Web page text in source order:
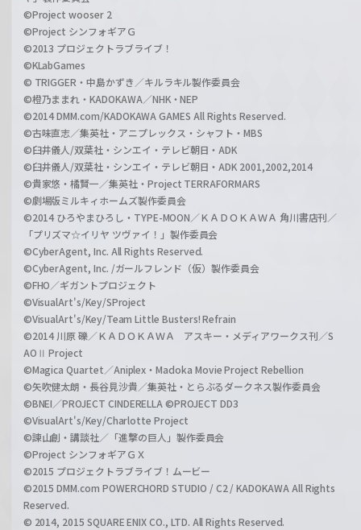
©Project wooser 2
©Project シンフォギアＧ
©2013 プロジェクトラブライブ！
©KLabGames
© TRIGGER・中島かずき／キルラキル製作委員会
©橙乃ままれ・KADOKAWA／NHK・NEP
©2014 DMM.com/KADOKAWA GAMES All Rights Reserved.
©古味直志／集英社・アニプレックス・シャフト・MBS
©臼井儀人/双葉社・シンエイ・テレビ朝日・ADK
©臼井儀人/双葉社・シンエイ・テレビ朝日・ADK 2001,2002,2014
©貴家悠・橘賢一／集英社・Project TERRAFORMARS
©劇場版ミルキィホームズ製作委員会
©2014 ひろやまひろし・TYPE-MOON／ＫＡＤＯＫＡＷＡ 角川書店刊／
「プリズマ☆イリヤ ツヴァイ！」製作委員会
©CyberAgent, Inc. All Rights Reserved.
©CyberAgent, Inc. /ガールフレンド（仮）製作委員会
©FHO／ギガントプロジェクト
©VisualArt's/Key/SProject
©VisualArt's/Key/Team Little Busters! Refrain
©2014 川原 礫／ＫＡＤＯＫＡＷＡ アスキー・メディアワークス刊／S
AOⅡ Project
©Magica Quartet／Aniplex・Madoka Movie Project Rebellion
©矢吹健太朗・長谷見沙貴／集英社・とらぶるダークネス製作委員会
©BNEI／PROJECT CINDERELLA ©PROJECT DD3
©VisualArt's/Key/Charlotte Project
©諫山創・講談社／「進撃の巨人」製作委員会
©Project シンフォギアＧＸ
©2015 プロジェクトラブライブ！ムービー
©2015 DMM.com POWERCHORD STUDIO / C2 / KADOKAWA All Rights
Reserved.
© 2014, 2015 SQUARE ENIX CO., LTD. All Rights Reserved.